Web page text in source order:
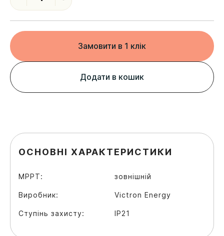
Замовити в 1 клік
Додати в кошик
ОСНОВНІ ХАРАКТЕРИСТИКИ
MPPT: зовнішній
Виробник: Victron Energy
Ступінь захисту: IP21